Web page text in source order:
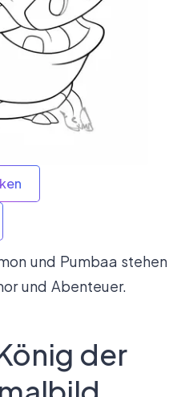
und Pumbaa stehen
und Abenteuer.
der